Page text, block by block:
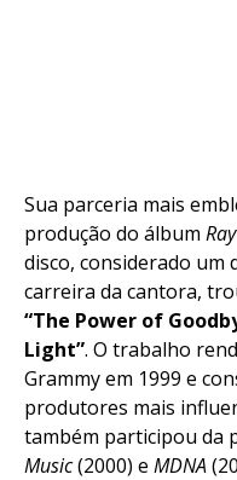
Sua parceria mais
produção do álbum
disco, considerado um
carreira da cantora,
“The Power of
Light”. O trabalho
Grammy em 1999 e
produtores mais
também participou da
Music(2000) e MDNA